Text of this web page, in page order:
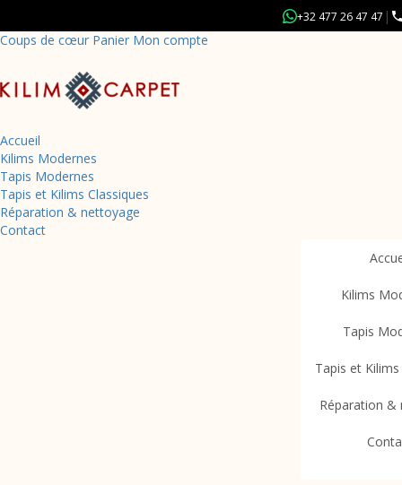
+32 477 26 47 47 |
Coups de cœur Panier Mon compte
Accueil
Kilims Modernes
Tapis Modernes
Tapis et Kilims Classiques
Réparation & nettoyage
Contact
Kilims
Tapis
Tapis et
Réparation &
Notre collection